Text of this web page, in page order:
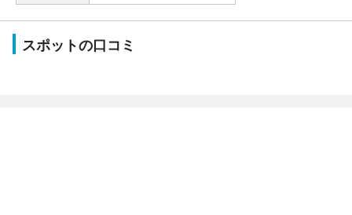
スポットの口コミ